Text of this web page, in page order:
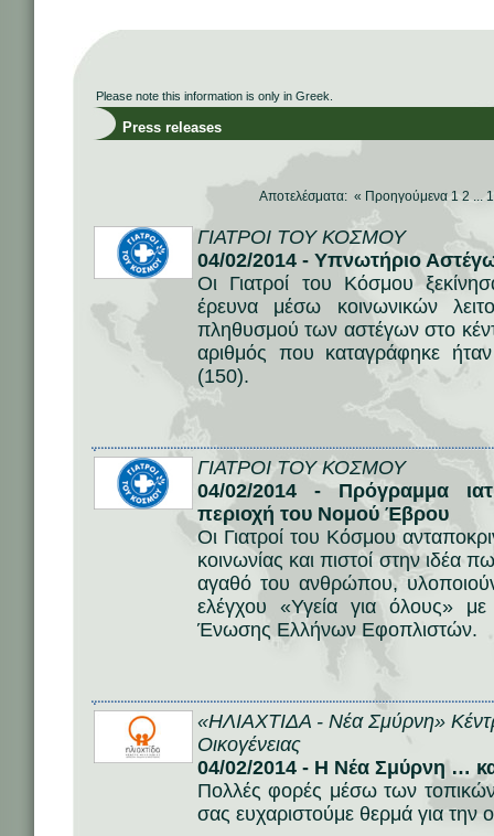
Please note this information is only in Greek.
Press releases
Αποτελέσματα: « Προηγούμενα 1 2 ...
ΓΙΑΤΡΟΙ ΤΟΥ ΚΟΣΜΟΥ
04/02/2014 - Υπνωτήριο
Οι Γιατροί του Κόσμου
έρευνα μέσω κοινωνικών
πληθυσμού των αστέγων στο
αριθμός που καταγράφηκε
(150).
ΓΙΑΤΡΟΙ ΤΟΥ ΚΟΣΜΟΥ
04/02/2014 - Πρόγραμμα
περιοχή τoυ Νομού Έβρου
Οι Γιατροί του Κόσμου
κοινωνίας και πιστοί στην ιδέα
αγαθό του ανθρώπου,
ελέγχου «Υγεία για όλους»
Ένωσης Ελλήνων Εφοπλιστών.
«ΗΛΙΑΧΤΙΔΑ - Νέα Σμύρνη»
Οικογένειας
04/02/2014 - Η Νέα Σμύρνη …
Πολλές φορές μέσω των
σας ευχαριστούμε θερμά για